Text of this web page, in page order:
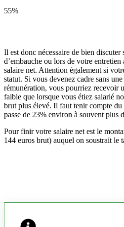
55%
Il est donc nécessaire de bien discuter
d’embauche ou lors de votre
salaire net. Attention également si
statut. Si vous devenez cadre sans
rémunération, vous pourriez recevoir
faible que lorsque vous étiez salarié
brut plus élevé. Il faut tenir compte du
passe de 23% environ à souvent plus
Pour finir votre salaire net est le
144 euros brut) auquel on soustrait le